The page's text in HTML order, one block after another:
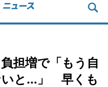
担増で「もう自
いと...」 早くも